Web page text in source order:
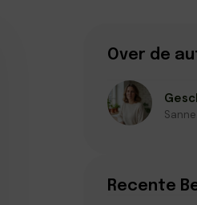
Over de
Recente